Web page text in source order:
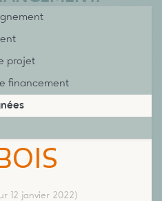
12 janvier 2022)
projet
financement